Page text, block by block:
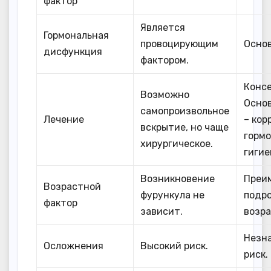
Гормональная
дисфункция
Является
провоцирующим
фактором.
Лечение
Возможно
самопроизвольное
вскрытие, но чаще
хирургическое.
–
Возрастной
фактор
Возникновение
фурункула не
зависит.
Осложнения Высокий риск.
риск.